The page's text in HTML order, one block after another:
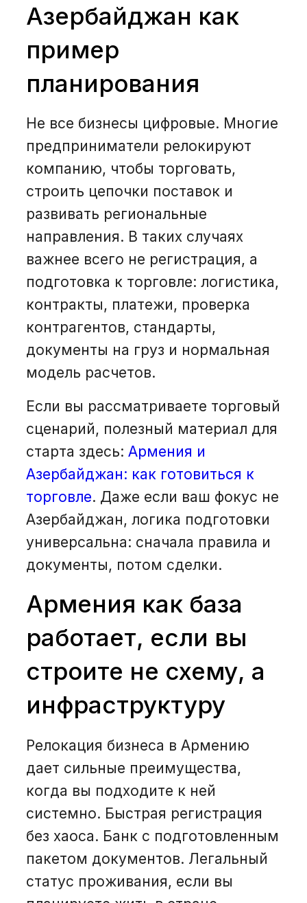
Азербайджан как
пример
планирования
Не все бизнесы цифровые. Многие
предприниматели релокируют
компанию, чтобы торговать,
строить цепочки поставок и
развивать региональные
направления. В таких случаях
важнее всего не регистрация, а
подготовка к торговле: логистика,
контракты, платежи, проверка
контрагентов, стандарты,
документы на груз и нормальная
модель расчетов.
Если вы рассматриваете торговый
сценарий, полезный материал для
старта здесь: Армения и
Азербайджан: как готовиться к
торговле. Даже если ваш фокус не
Азербайджан, логика подготовки
универсальна: сначала правила и
документы, потом сделки.
Армения как база
работает, если вы
строите не схему, а
инфраструктуру
Релокация бизнеса в Армению
дает сильные преимущества,
когда вы подходите к ней
системно. Быстрая регистрация
без хаоса. Банк с подготовленным
пакетом документов. Легальный
статус проживания, если вы